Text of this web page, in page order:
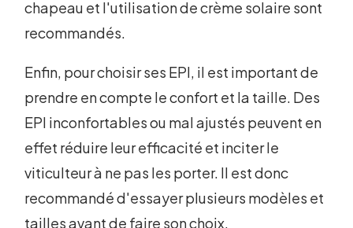
chapeau et l'utilisation de crème solaire sont
recommandés.
Enfin, pour choisir ses EPI, il est important de
prendre en compte le confort et la taille. Des
EPI inconfortables ou mal ajustés peuvent en
effet réduire leur efficacité et inciter le
viticulteur à ne pas les porter. Il est donc
recommandé d'essayer plusieurs modèles et
tailles avant de faire son choix.